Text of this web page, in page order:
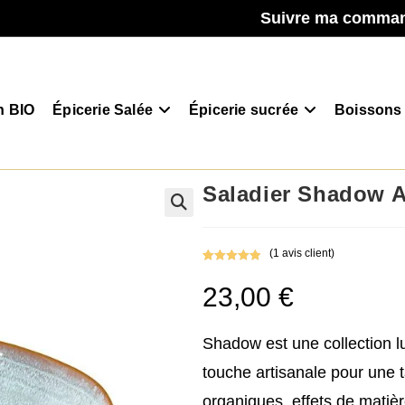
Suivre ma
BIO Épicerie Salée Épicerie sucrée Boissons
Saladier Shadow
sur 5
basé sur
client
(1 avis client)
23,00 €
Shadow est une collection
touche artisanale pour une
organiques, effets de